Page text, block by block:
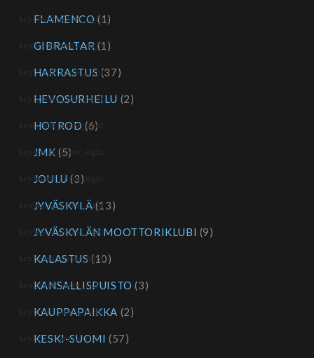
FLAMENCO (1)
GIBRALTAR (1)
HARRASTUS (37)
HEVOSURHEILU (2)
HOTROD (6)
JMK (5)
JOULU (3)
JYVÄSKYLÄ(13)
JYVÄSKYLÄN MOOTTORIKLUBI (9)
KALASTUS (10)
KANSALLISPUISTO (3)
KAUPPAPAIKKA (2)
KESKI-SUOMI (57)